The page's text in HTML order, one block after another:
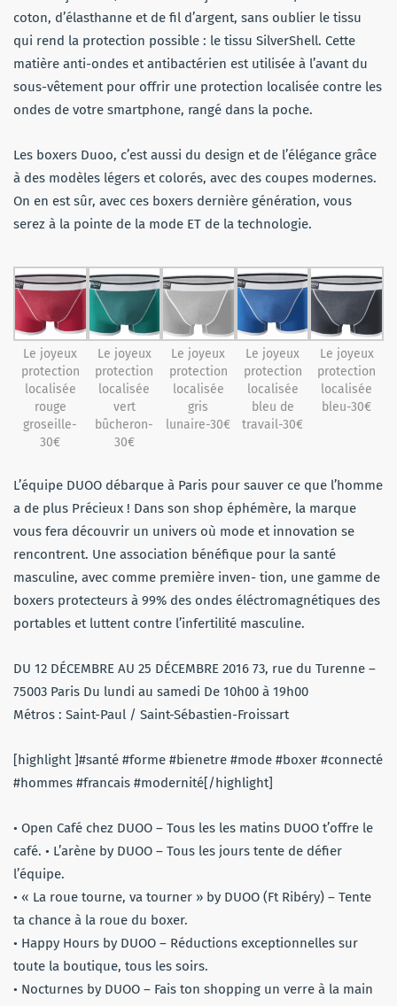
coton, d’élasthanne et de fil d’argent, sans oublier le tissu
qui rend la protection possible : le tissu SilverShell. Cette
matière anti-ondes et antibactérien est utilisée à l’avant du
sous-vêtement pour offrir une protection localisée contre les
ondes de votre smartphone, rangé dans la poche.
Les boxers Duoo, c’est aussi du design et de l’élégance grâce
à des modèles légers et colorés, avec des coupes modernes.
On en est sûr, avec ces boxers dernière génération, vous
serez à la pointe de la mode ET de la technologie.
Le joyeux
protection
localisée
rouge
groseille-
30€
Le joyeux
protection
localisée
vert
bûcheron-
30€
Le joyeux
protection
localisée
gris
lunaire-30€
Le joyeux
protection
localisée
bleu de
travail-30€
Le joyeux
protection
localisée
bleu-30€
L’équipe DUOO débarque à Paris pour sauver ce que l’homme
a de plus Précieux ! Dans son shop éphémère, la marque
vous fera découvrir un univers où mode et innovation se
rencontrent. Une association bénéfique pour la santé
masculine, avec comme première inven- tion, une gamme de
boxers protecteurs à 99% des ondes éléctromagnétiques des
portables et luttent contre l’infertilité masculine.
DU 12 DÉCEMBRE AU 25 DÉCEMBRE 2016 73, rue du Turenne –
75003 Paris Du lundi au samedi De 10h00 à 19h00
Métros : Saint-Paul / Saint-Sébastien-Froissart
[highlight ]#santé #forme #bienetre #mode #boxer #connecté
#hommes #francais #modernité[/highlight]
• Open Café chez DUOO – Tous les les matins DUOO t’offre le
café. • L’arène by DUOO – Tous les jours tente de défier
l’équipe.
• « La roue tourne, va tourner » by DUOO (Ft Ribéry) – Tente
ta chance à la roue du boxer.
• Happy Hours by DUOO – Réductions exceptionnelles sur
toute la boutique, tous les soirs.
• Nocturnes by DUOO – Fais ton shopping un verre à la main